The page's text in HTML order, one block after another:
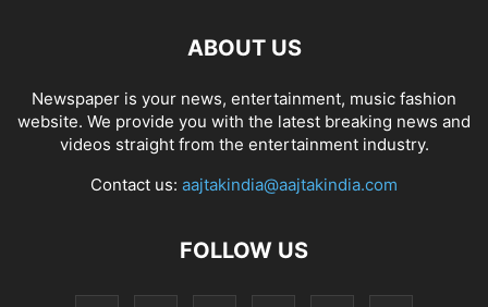
ABOUT US
Newspaper is your news, entertainment, music fashion
website. We provide you with the latest breaking news and
videos straight from the entertainment industry.
Contact us: aajtakindia@aajtakindia.com
FOLLOW US